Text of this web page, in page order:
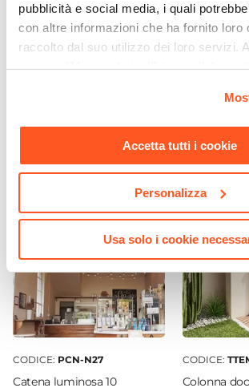
pubblicità e social media, i quali
con altre informazioni che ha fornito loro
raccolto dal suo utilizzo dei loro servizi.
sezione "Mostra dettagli" è possibile
momento. Per maggiori informazioni si
nostraCookie Policy.
Accetta tutti i cookie
Personalizza
Usa solo i cookie
Si
Materiale Telo
Poliestere
CODICE: CPC2
Copertura protettiva per
idrorepellente antracite 260
CODICE:
Set relax
antracite
corda -
€ 798,00
CODICE: PCN-N27
Catena luminosa 10
CODICE:
Colonna